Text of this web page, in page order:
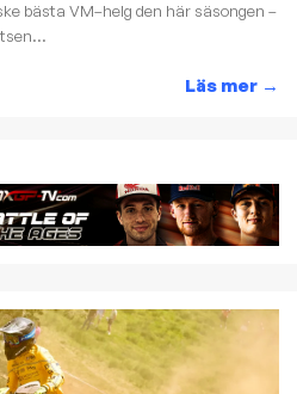
bästa VM–helg den här säsongen –
Läs mer →